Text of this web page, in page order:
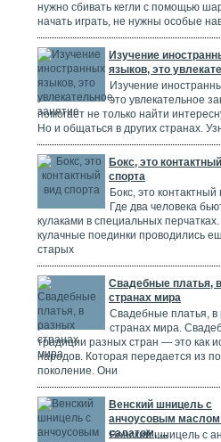
нужно сбивать кегли с помощью
начать играть, не нужны особые
Изучение
языков, это
Изучение
это увлекательное
помогает не только найти
Но и общаться в других странах.
Бокс, это
спорта
Бокс, это контактный
Где два человека
кулаками в специальных
кулачные поединки проводились
старых
Свадебные платья,
странах мира
Свадебные платья, в
странах мира.
традиции разных стран — это как
народов. Которая передается из
поколение. Они
Венский шницель с
анчоусовым маслом
салатом, ...
Венский шницель с